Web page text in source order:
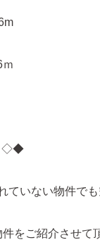
◇◆
ていない物件で
をご紹介させて